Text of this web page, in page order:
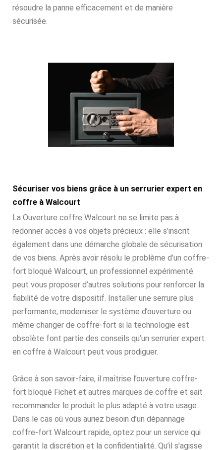
résoudre la panne efficacement et de manière
sécurisée.
Sécuriser vos biens grâce à un serrurier expert en
coffre à Walcourt
La Ouverture coffre Walcourt ne se limite pas à
redonner accès à vos objets précieux : elle s’inscrit
également dans une démarche globale de sécurisation
de vos biens. Après avoir résolu le problème d’un coffre-
fort bloqué Walcourt, un professionnel expérimenté
peut vous proposer d’autres solutions pour renforcer la
fiabilité de votre dispositif. Installer une serrure plus
performante, moderniser le système d’ouverture ou
même changer de coffre-fort si la technologie est
obsolète font partie des conseils qu’un serrurier expert
en coffre à Walcourt peut vous prodiguer.
Grâce à son savoir-faire, il maîtrise l’ouverture coffre-
fort bloqué Fichet et autres marques de coffre et sait
recommander le produit le plus adapté à votre usage.
Dans le cas où vous auriez besoin d’un dépannage
coffre-fort Walcourt rapide, optez pour un service qui
garantit la discrétion et la confidentialité. Qu’il s’agisse